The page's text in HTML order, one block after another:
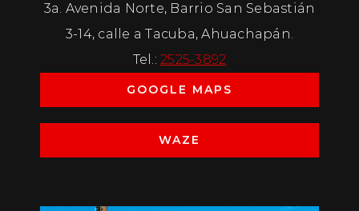
3a. Avenida Norte, Barrio San Sebastián
3-14, calle a Tacuba, Ahuachapán.
Tel.:2525-3892
GOOGLE MAPS
WAZE